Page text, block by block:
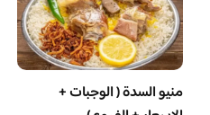
منيو السدة ( الوجبات +